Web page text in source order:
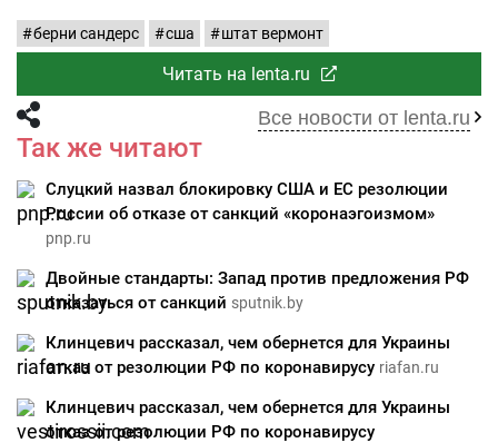
берни сандерс сша штат вермонт
Читать на lenta.ru
Все новости от lenta.ru
Так же читают
Слуцкий назвал блокировку США и ЕС резолюции
России об отказе от санкций «коронаэгоизмом»
pnp.ru
Двойные стандарты: Запад против предложения РФ
отказаться от санкций sputnik.by
Клинцевич рассказал, чем обернется для Украины
отказ от резолюции РФ по коронавирусу riafan.ru
Клинцевич рассказал, чем обернется для Украины
отказ от резолюции РФ по коронавирусу